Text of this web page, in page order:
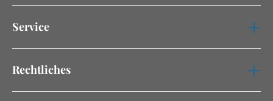
Service
Rechtliches